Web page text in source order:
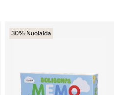
30% Nuolaida